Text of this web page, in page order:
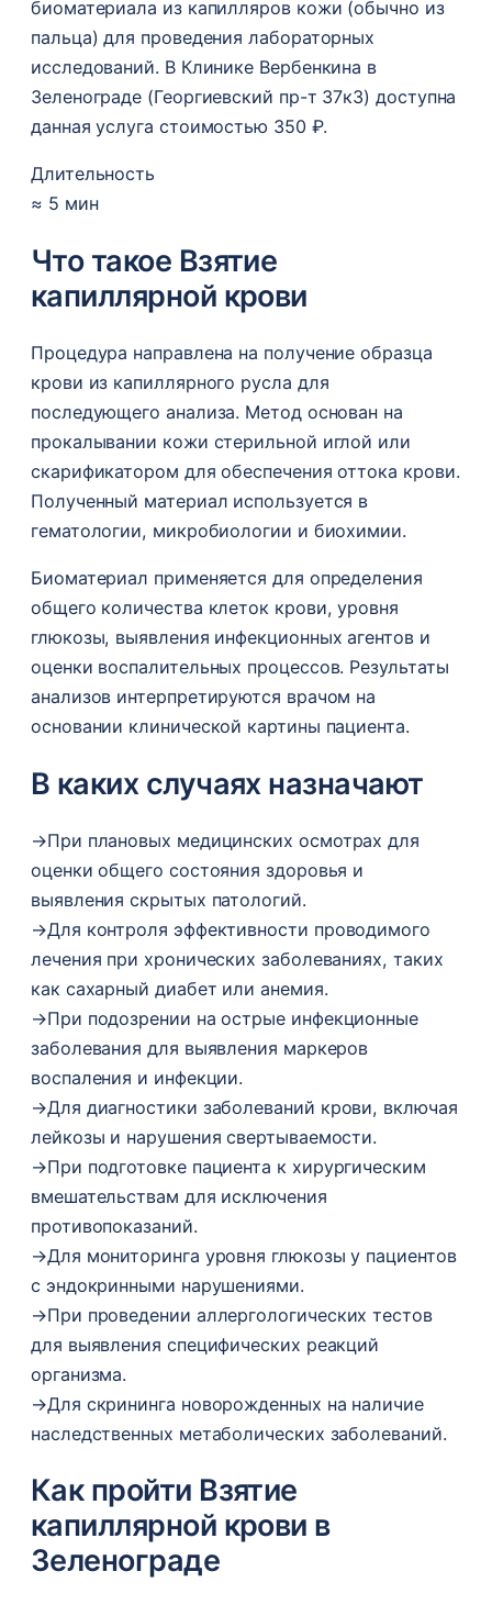
биоматериала из капилляров кожи (обычно из
пальца) для проведения лабораторных
исследований. В Клинике Вербенкина в
Зеленограде (Георгиевский пр-т 37к3) доступна
данная услуга стоимостью 350 ₽.
Длительность
≈ 5 мин
Что такое Взятие
капиллярной крови
Процедура направлена на получение образца
крови из капиллярного русла для
последующего анализа. Метод основан на
прокалывании кожи стерильной иглой или
скарификатором для обеспечения оттока крови.
Полученный материал используется в
гематологии, микробиологии и биохимии.
Биоматериал применяется для определения
общего количества клеток крови, уровня
глюкозы, выявления инфекционных агентов и
оценки воспалительных процессов. Результаты
анализов интерпретируются врачом на
основании клинической картины пациента.
В каких случаях назначают
→При плановых медицинских осмотрах для
оценки общего состояния здоровья и
выявления скрытых патологий.
→Для контроля эффективности проводимого
лечения при хронических заболеваниях, таких
как сахарный диабет или анемия.
→При подозрении на острые инфекционные
заболевания для выявления маркеров
воспаления и инфекции.
→Для диагностики заболеваний крови, включая
лейкозы и нарушения свертываемости.
→При подготовке пациента к хирургическим
вмешательствам для исключения
противопоказаний.
→Для мониторинга уровня глюкозы у пациентов
с эндокринными нарушениями.
→При проведении аллергологических тестов
для выявления специфических реакций
организма.
→Для скрининга новорожденных на наличие
наследственных метаболических заболеваний.
Как пройти Взятие
капиллярной крови в
Зеленограде